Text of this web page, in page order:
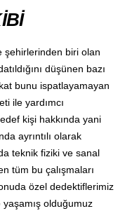
şehirlerinden biri olan
düşünen bazı
bunu ispatlayamayan
ile yardımcı
kişi hakkında yani
ayrıntılı olarak
teknik fiziki ve sanal
tüm bu çalışmaları
özel dedektiflerimiz
yaşamış olduğumuz